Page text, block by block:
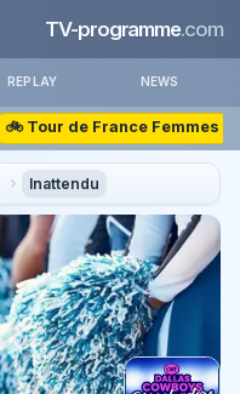
TV-programme.com
REPLAY NEWS
🚲 Tour de France Femmes
Inattendu